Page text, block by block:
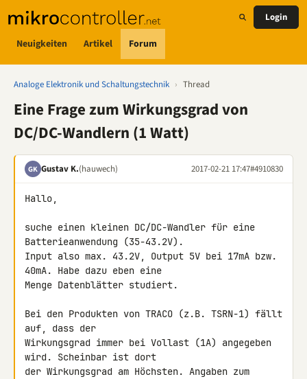
Neuigkeiten Artikel Forum
Login
Analoge Elektronik und Schaltungstechnik › Thread
Eine Frage zum Wirkungsgrad von
DC/DC-Wandlern (1 Watt)
GK Gustav K.(hauwech) 2017-02-21 17:47#4910830
Hallo,
suche einen kleinen DC/DC-Wandler für eine
Batterieanwendung (35-43.2V).
Input also max. 43.2V, Output 5V bei 17mA bzw.
40mA. Habe dazu eben eine
Menge Datenblätter studiert.
Bei den Produkten von TRACO (z.B. TSRN-1) fällt
auf, dass der
Wirkungsgrad immer bei Vollast (1A) angegeben
wird. Scheinbar ist dort
der Wirkungsgrad am Höchsten. Angaben zum